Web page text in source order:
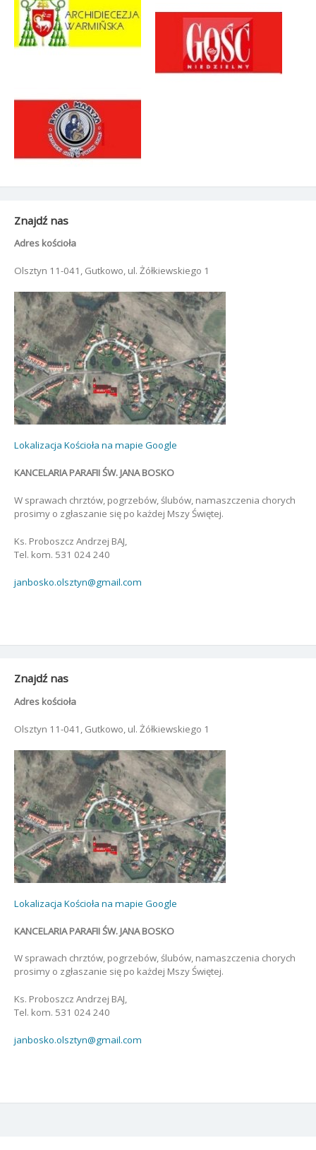
Znajdź nas
Adres kościoła
Olsztyn 11-041, Gutkowo, ul. Żółkiewskiego 1
Lokalizacja Kościoła na mapie Google
KANCELARIA PARAFII ŚW. JANA BOSKO
W sprawach chrztów, pogrzebów, ślubów, namaszczenia chorych
prosimy o zgłaszanie się po każdej Mszy Świętej.
Ks. Proboszcz Andrzej BAJ,
Tel. kom. 531 024 240
janbosko.olsztyn@gmail.com
Znajdź nas
Adres kościoła
Olsztyn 11-041, Gutkowo, ul. Żółkiewskiego 1
Lokalizacja Kościoła na mapie Google
KANCELARIA PARAFII ŚW. JANA BOSKO
W sprawach chrztów, pogrzebów, ślubów, namaszczenia chorych
prosimy o zgłaszanie się po każdej Mszy Świętej.
Ks. Proboszcz Andrzej BAJ,
Tel. kom. 531 024 240
janbosko.olsztyn@gmail.com